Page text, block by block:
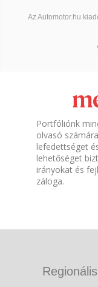
Az Automotor.hu
Portfóliónk
olvasó
lefedettséget
lehetőséget
irányokat és
záloga.